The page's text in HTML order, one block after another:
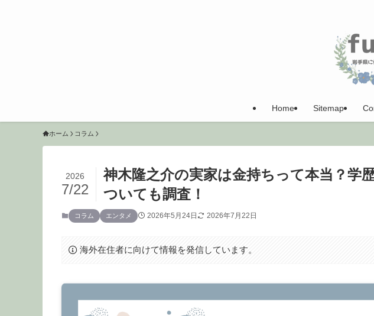
Home Sitemap
ホーム コラム
神木隆之介の実家は金持ちって本当？学
ついても調査！
2026
7/22
コラム エンタメ 2026年5月24日 2026年7月22日
海外在住者に向けて情報を発信しています。